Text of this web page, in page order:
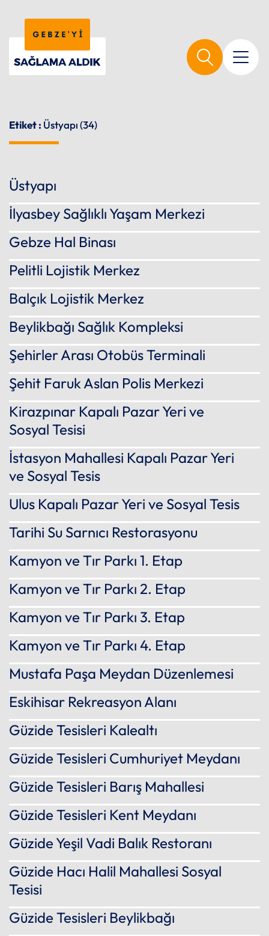
Etiket : Üstyapı (34)
Üstyapı
İlyasbey Sağlıklı Yaşam Merkezi
Gebze Hal Binası
Pelitli Lojistik Merkez
Balçık Lojistik Merkez
Beylikbağı Sağlık Kompleksi
Şehirler Arası Otobüs Terminali
Şehit Faruk Aslan Polis Merkezi
Kirazpınar Kapalı Pazar Yeri ve
Sosyal Tesisi
İstasyon Mahallesi Kapalı Pazar Yeri
ve Sosyal Tesis
Ulus Kapalı Pazar Yeri ve Sosyal Tesis
Tarihi Su Sarnıcı Restorasyonu
Kamyon ve Tır Parkı 1. Etap
Kamyon ve Tır Parkı 2. Etap
Kamyon ve Tır Parkı 3. Etap
Kamyon ve Tır Parkı 4. Etap
Mustafa Paşa Meydan Düzenlemesi
Eskihisar Rekreasyon Alanı
Güzide Tesisleri Kalealtı
Güzide Tesisleri Cumhuriyet Meydanı
Güzide Tesisleri Barış Mahallesi
Güzide Tesisleri Kent Meydanı
Güzide Yeşil Vadi Balık Restoranı
Güzide Hacı Halil Mahallesi Sosyal
Tesisi
Güzide Tesisleri Beylikbağı